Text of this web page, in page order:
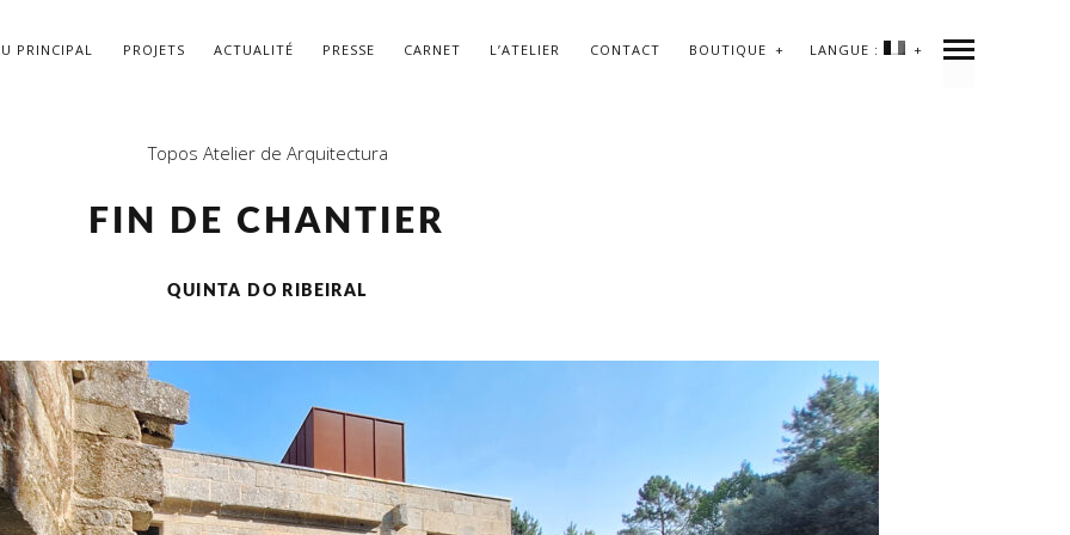
PRINCIPAL PROJETS ACTUALITÉ PRESSE CARNET L’ATELIER CONTACT BOUTIQUE LANGUE :
Topos Atelier de Arquitectura
FIN DE CHANTIER
QUINTA DO RIBEIRAL